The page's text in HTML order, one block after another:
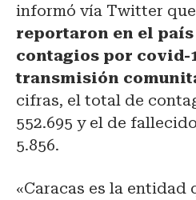
informó vía Twitter que
reportaron en el país
contagios por covid-
transmisión
cifras, el total de
552.695 y el de
5.856.
«Caracas es la entidad